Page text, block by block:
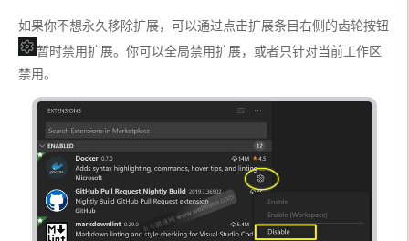
如果你不想永久移除扩展，可以通过点击扩展条目右侧的齿轮按钮
暂时禁用扩展。你可以全局禁用扩展，或者只针对当前工作区
禁用。